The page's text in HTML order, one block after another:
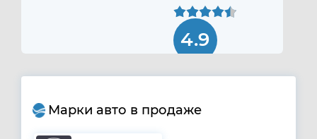
4.9
Марки авто в продаже